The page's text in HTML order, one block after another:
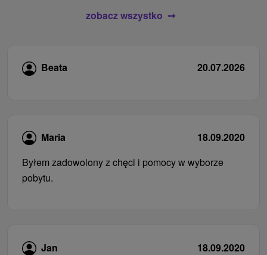
zobacz wszystko
Beata 20.07.2026
Maria
18.09.2020
Byłem zadowolony z chęci i pomocy w wyborze
pobytu.
Jan
18.09.2020